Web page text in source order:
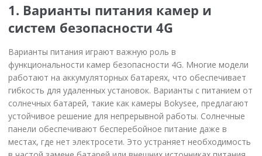
1. Варианты питания камер и
систем безопасности 4G
Варианты питания играют важную роль в
функциональности камер безопасности 4G. Многие модели
работают на аккумуляторных батареях, что обеспечивает
гибкость для удаленных установок. Варианты с питанием от
солнечных батарей, такие как камеры Bokysee, предлагают
устойчивое решение для непрерывной работы. Солнечные
панели обеспечивают бесперебойное питание даже в
местах, где нет электросети. Это устраняет необходимость